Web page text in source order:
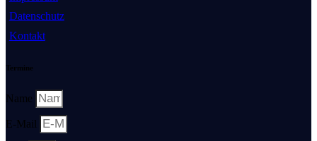
Datenschutz
Kontakt
Termine
Name
E-Mail